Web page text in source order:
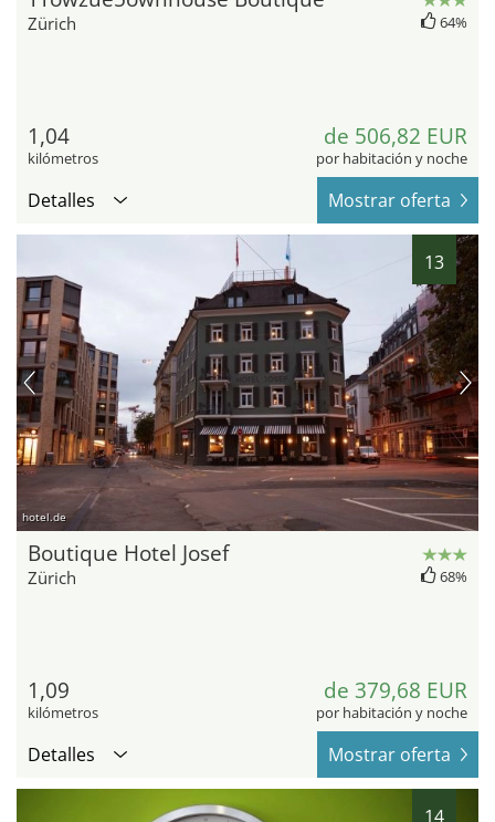
Zürich 64%
1,04
kilómetros
de 506,82 EUR
por habitación y noche
Detalles Mostrar oferta
13
hotel.de
Boutique Hotel Josef
Zürich 68%
1,09
kilómetros
de 379,68 EUR
por habitación y noche
Detalles Mostrar oferta
14